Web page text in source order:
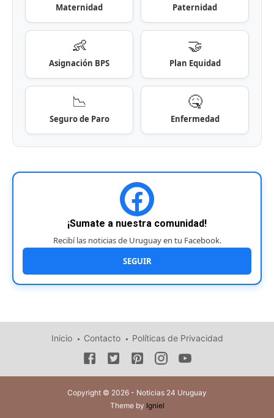
Maternidad Paternidad
👶
Asignación BPS
🤝
Plan Equidad
📉
Seguro de Paro
🤒
Enfermedad
¡Sumate a nuestra comunidad!
Recibí las noticias de Uruguay en tu Facebook.
SEGUIR
Inicio Contacto Políticas de Privacidad
Copyright © 2026 - Noticias 24 Uruguay
Theme by Igniel